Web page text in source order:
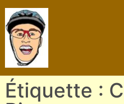
Étiquette :